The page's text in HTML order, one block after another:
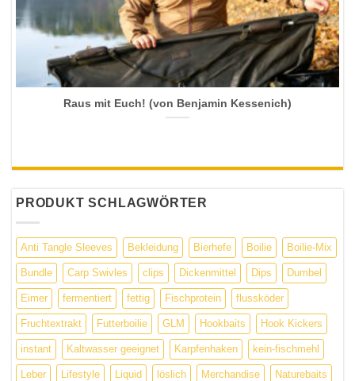
Raus mit Euch! (von Benjamin Kessenich)
PRODUKT SCHLAGWÖRTER
Anti Tangle Sleeves Bekleidung Bierhefe Boilie Boilie-Mix
Bundle Carp Swivles clips Dickenmittel Dips Dumbel
Eimer fermentiert fettig Fischprotein flussköder
Fruchtextrakt Futterboilie GLM Hookbaits Hook Kickers
instant Kaltwasser geeignet Karpfenhaken kein-fischmehl
Leber Lifestyle Liquid löslich Merchandise Naturebaits